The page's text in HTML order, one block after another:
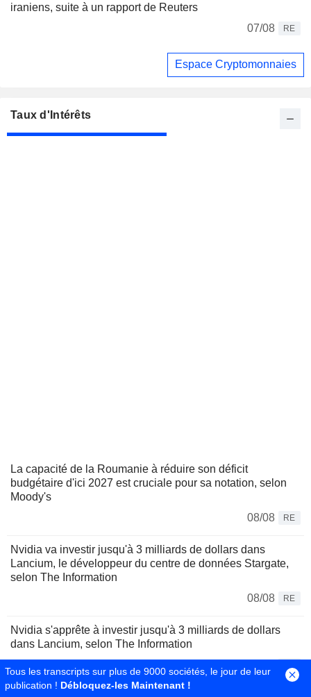
iraniens, suite à un rapport de Reuters
07/08
RE
Espace Cryptomonnaies
Taux d'Intérêts
La capacité de la Roumanie à réduire son déficit
budgétaire d'ici 2027 est cruciale pour sa notation, selon
Moody's
08/08
RE
Nvidia va investir jusqu'à 3 milliards de dollars dans
Lancium, le développeur du centre de données Stargate,
selon The Information
08/08
RE
Nvidia s'apprête à investir jusqu'à 3 milliards de dollars
dans Lancium, selon The Information
Tous les transcripts sur plus de 9000 sociétés, le jour de leur
publication ! Débloquez-les Maintenant !